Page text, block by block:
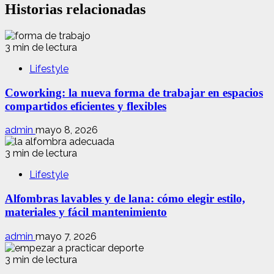
Historias relacionadas
3 min de lectura
Lifestyle
Coworking: la nueva forma de trabajar en espacios
compartidos eficientes y flexibles
admin mayo 8, 2026
3 min de lectura
Lifestyle
Alfombras lavables y de lana: cómo elegir estilo,
materiales y fácil mantenimiento
admin mayo 7, 2026
3 min de lectura